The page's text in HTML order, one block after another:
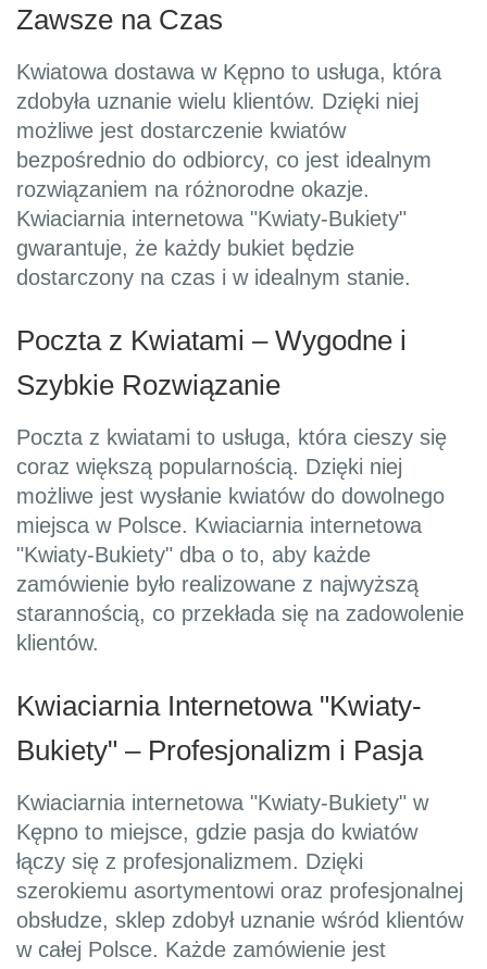
Zawsze na Czas
Kwiatowa dostawa w Kępno to usługa, która
zdobyła uznanie wielu klientów. Dzięki niej
możliwe jest dostarczenie kwiatów
bezpośrednio do odbiorcy, co jest idealnym
rozwiązaniem na różnorodne okazje.
Kwiaciarnia internetowa "Kwiaty-Bukiety"
gwarantuje, że każdy bukiet będzie
dostarczony na czas i w idealnym stanie.
Poczta z Kwiatami – Wygodne i
Szybkie Rozwiązanie
Poczta z kwiatami to usługa, która cieszy się
coraz większą popularnością. Dzięki niej
możliwe jest wysłanie kwiatów do dowolnego
miejsca w Polsce. Kwiaciarnia internetowa
"Kwiaty-Bukiety" dba o to, aby każde
zamówienie było realizowane z najwyższą
starannością, co przekłada się na zadowolenie
klientów.
Kwiaciarnia Internetowa "Kwiaty-
Bukiety" – Profesjonalizm i Pasja
Kwiaciarnia internetowa "Kwiaty-Bukiety" w
Kępno to miejsce, gdzie pasja do kwiatów
łączy się z profesjonalizmem. Dzięki
szerokiemu asortymentowi oraz profesjonalnej
obsłudze, sklep zdobył uznanie wśród klientów
w całej Polsce. Każde zamówienie jest